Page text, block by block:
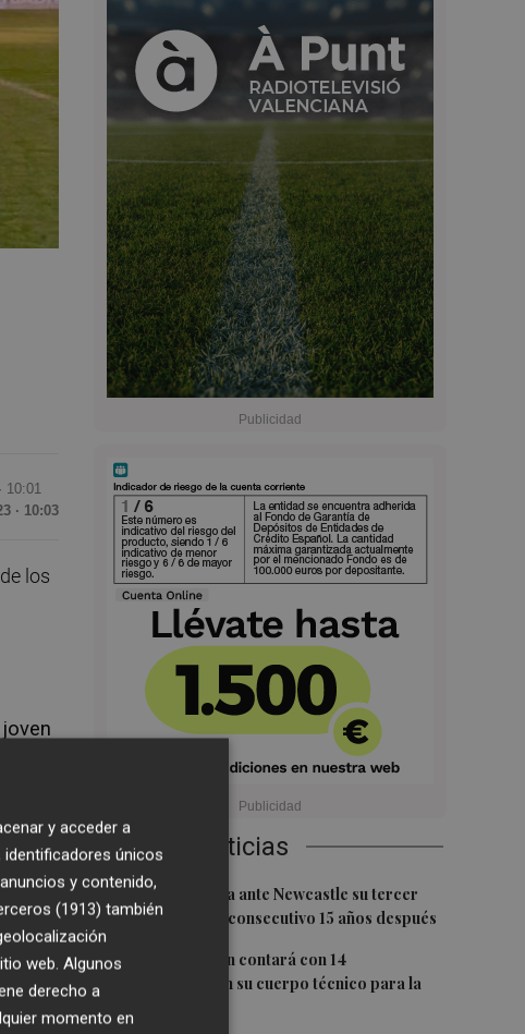
Últimas Noticias
1El Valencia busca ante Newcastle su tercer
Trofeo Naranja consecutivo 15 años después
2Carlos Corberán contará con 14
profesionales en su cuerpo técnico para la
10:01
· 10:03
los
y lo
y acceder a
únicos
y contenido,
(1913) también
web. Algunos
derecho a
momento en